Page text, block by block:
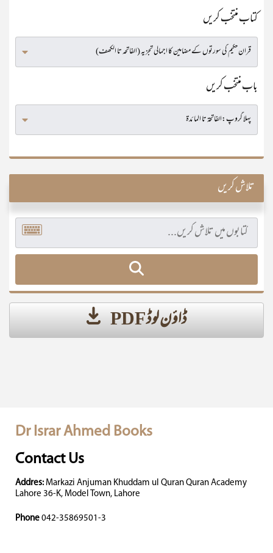
کتاب منتخب کریں
باب منتخب کریں
تلاش کریں
ڈاؤن لوڈ PDF
Dr Israr Ahmed Books
Contact Us
Addres: Markazi Anjuman Khuddam ul Quran Quran Academy
Lahore 36-K, Model Town, Lahore
Phone 042-35869501-3